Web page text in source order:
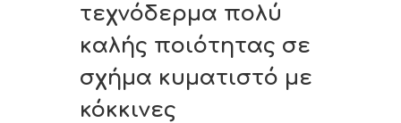
τεχνόδερμα πολύ
καλής ποιότητας σε
σχήμα κυματιστό με
κόκκινες